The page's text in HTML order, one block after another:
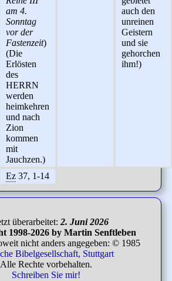
am 4.
Sonntag
vor der
Fastenzeit)
(Die
Erlösten
des
HERRN
werden
heimkehren
und nach
Zion
kommen
mit
Jauchzen.)
auch den
unreinen
Geistern
und sie
gehorchen
ihm!)
Ez 37, 1-14
überarbeitet: 2. Juni 2026
1998-2026 by Martin Senftleben
nicht anders angegeben: © 1985
Bibelgesellschaft, Stuttgart
Alle Rechte vorbehalten.
Schreiben Sie mir!